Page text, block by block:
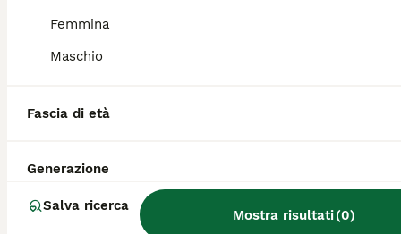
Femmina
Maschio
Fascia di età
Generazione
Salva ricerca
Mostra risultati(0)
dell'allevatore e la posizione.
Yorkshire?
Quanti anni vive uno
Yorkshire?